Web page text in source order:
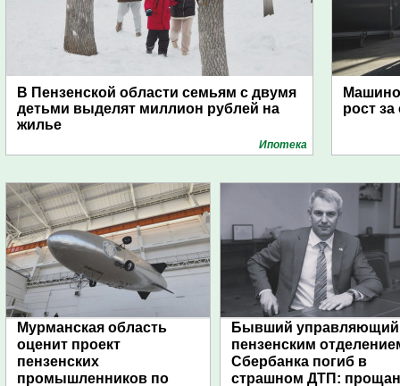
В Пензенской области семьям с двумя
детьми выделят миллион рублей на
жилье
Ипотека
рост за
Мурманская область
оценит проект
пензенских
промышленников по
Бывший управляющий
пензенским
Сбербанка погиб в
страшном ДТП: